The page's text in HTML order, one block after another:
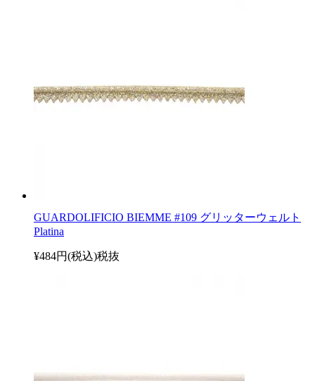
GUARDOLIFICIO BIEMME #109 グリッターウェルト
Platina
¥484円(税込)税抜